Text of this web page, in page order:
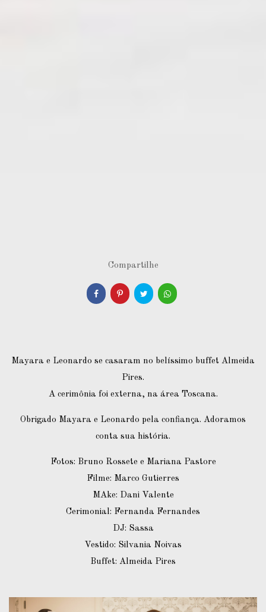
Compartilhe
Mayara e Leonardo se casaram no belíssimo buffet Almeida
Pires.
A cerimônia foi externa, na área Toscana.
Obrigado Mayara e Leonardo pela confiança. Adoramos
conta sua história.
Fotos: Bruno Rossete e Mariana Pastore
Filme: Marco Gutierres
MAke: Dani Valente
Cerimonial: Fernanda Fernandes
DJ: Sassa
Vestido: Silvania Noivas
Buffet: Almeida Pires